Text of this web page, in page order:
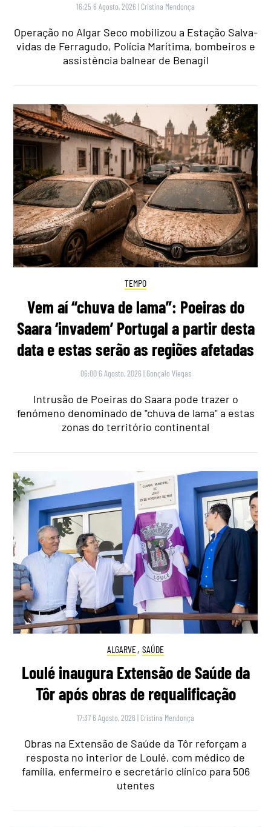
16:25 6 Agosto, 2026 | Cristina Mendonça
Operação no Algar Seco mobilizou a Estação Salva-
vidas de Ferragudo, Polícia Marítima, bombeiros e
assistência balnear de Benagil
TEMPO
Vem aí “chuva de lama”: Poeiras do
Saara ‘invadem’ Portugal a partir desta
data e estas serão as regiões afetadas
06:00 6 Agosto, 2026 | Gonçalo Viegas
Intrusão de Poeiras do Saara pode trazer o
fenómeno denominado de "chuva de lama" a estas
zonas do território continental
ALGARVE, SAÚDE
Loulé inaugura Extensão de Saúde da
Tôr após obras de requalificação
17:37 6 Agosto, 2026 | Cristina Mendonça
Obras na Extensão de Saúde da Tôr reforçam a
resposta no interior de Loulé, com médico de
família, enfermeiro e secretário clínico para 506
utentes